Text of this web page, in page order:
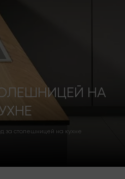
за столешницей на кухне
НА